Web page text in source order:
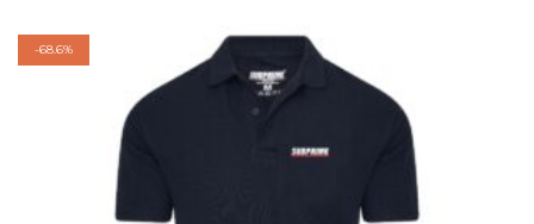
-68.6%